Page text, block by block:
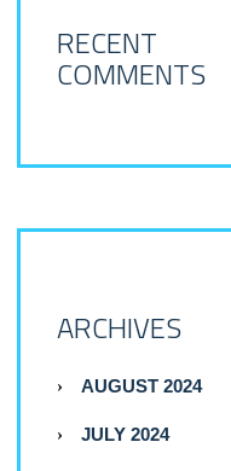
RECENT
COMMENTS
ARCHIVES
AUGUST 2024
JULY 2024